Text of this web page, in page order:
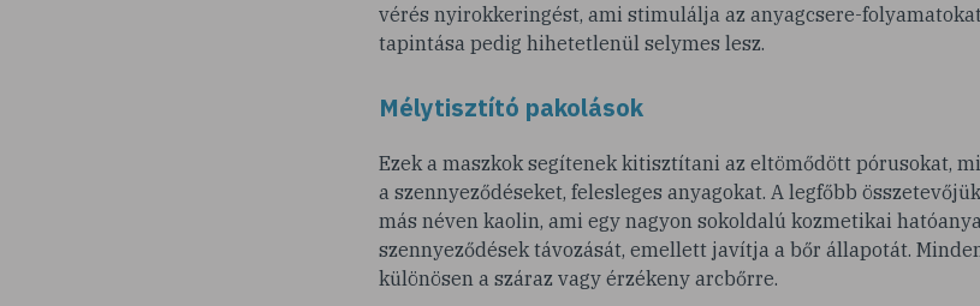
vérés nyirokkeringést, ami stimulálja az anyagcsere-
tapintása pedig hihetetlenül selymes lesz.
Mélytisztító pakolások
Ezek a maszkok segítenek kitisztítani az eltömődött pórusokat,
a szennyeződéseket, felesleges anyagokat. A legfőbb
más néven kaolin, ami egy nagyon sokoldalú kozmetikai
szennyeződések távozását, emellett javítja a bőr állapotát.
különösen a száraz vagy érzékeny arcbőrre.